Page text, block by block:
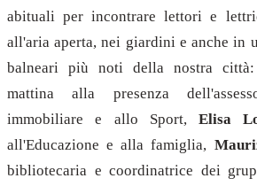
abituali per incontrare lettori e
all'aria aperta, nei giardini e anche in
balneari più noti della nostra
mattina alla presenza
immobiliare e allo Sport,Elisa
all'Educazione e alla famiglia,
bibliotecaria e coordinatrice dei